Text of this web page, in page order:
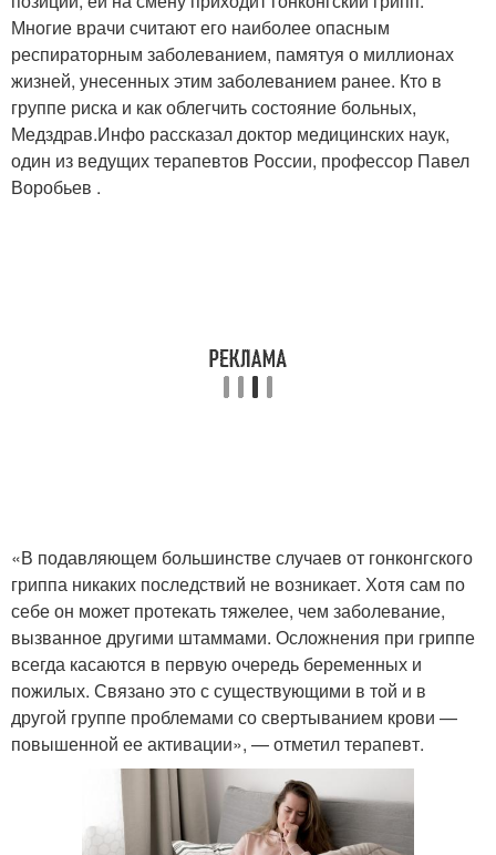
Многие врачи считают его наиболее опасным
респираторным заболеванием, памятуя о миллионах
жизней, унесенных этим заболеванием ранее. Кто в
группе риска и как облегчить состояние больных,
Медздрав.Инфо рассказал доктор медицинских наук,
один из ведущих терапевтов России, профессор Павел
Воробьев .
«В подавляющем большинстве случаев от гонконгского
гриппа никаких последствий не возникает. Хотя сам по
себе он может протекать тяжелее, чем заболевание,
вызванное другими штаммами. Осложнения при гриппе
всегда касаются в первую очередь беременных и
пожилых. Связано это с существующими в той и в
другой группе проблемами со свертыванием крови —
повышенной ее активации», — отметил терапевт.